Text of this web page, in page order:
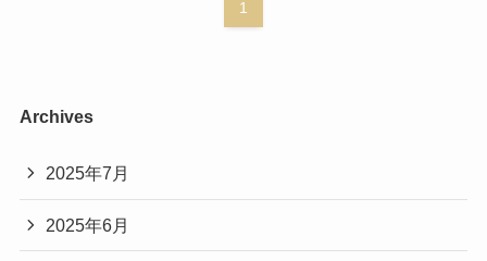
1
Archives
2025年7月
2025年6月